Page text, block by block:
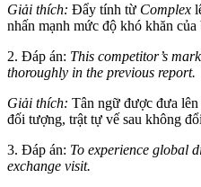
Giải thích: Đẩy tính từ Complex
nhấn mạnh mức độ khó khăn của
2. Đáp án: This competitor’s
thoroughly in the previous report.
Giải thích: Tân ngữ được đưa
đối tượng, trật tự vế sau không
3. Đáp án: To experience global
exchange visit.